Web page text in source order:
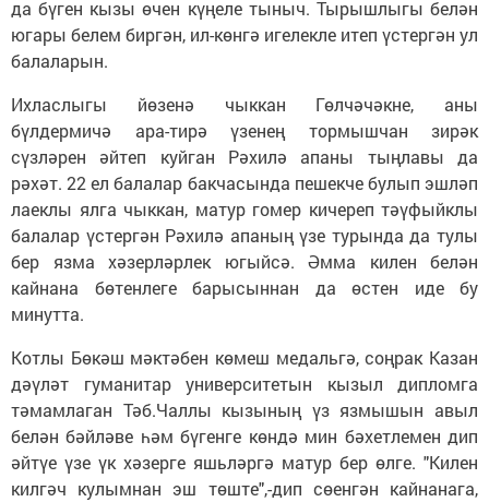
да бүген кызы өчен күңеле тыныч. Тырышлыгы белән
югары белем биргән, ил-көнгә игелекле итеп үстергән ул
балаларын.
Ихласлыгы йөзенә чыккан Гөлчәчәкне, аны
бүлдермичә ара-тирә үзенең тормышчан зирәк
сүзләрен әйтеп куйган Рәхилә апаны тыңлавы да
рәхәт. 22 ел балалар бакчасында пешекче булып эшләп
лаеклы ялга чыккан, матур гомер кичереп тәүфыйклы
балалар үстергән Рәхилә апаның үзе турында да тулы
бер язма хәзерләрлек югыйсә. Әмма килен белән
кайнана бөтенлеге барысыннан да өстен иде бу
минутта.
Котлы Бөкәш мәктәбен көмеш медальгә, соңрак Казан
дәүләт гуманитар университетын кызыл дипломга
тәмамлаган Тәб.Чаллы кызының үз язмышын авыл
белән бәйләве һәм бүгенге көндә мин бәхетлемен дип
әйтүе үзе үк хәзерге яшьләргә матур бер өлге. "Килен
килгәч кулымнан эш төште",-дип сөенгән кайнанага,